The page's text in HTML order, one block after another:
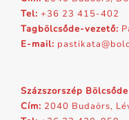
Tel: +36 23 415-402
Tagbölcsőde-vezető:
E-mail:
Százszorszép Bölcsőde
Cím: 2040 Budaörs,